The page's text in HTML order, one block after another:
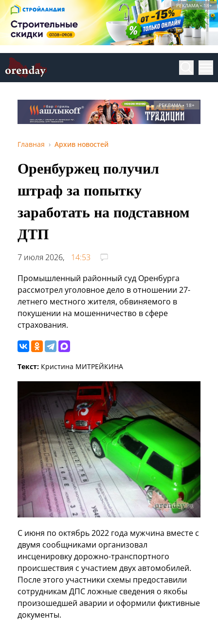
РЕКЛАМА • 18+
РЕКЛАМА • 18+
Главная Архив новостей
Оренбуржец получил
штраф за попытку
заработать на подставном
ДТП
7 июля 2026,
14:53
Промышленный районный суд Оренбурга
рассмотрел уголовное дело в отношении 27-
летнего местного жителя, обвиняемого в
покушении на мошенничество в сфере
страхования.
Текст: Кристина МИТРЕЙКИНА
С июня по октябрь 2022 года мужчина вместе с
двумя сообщниками организовал
инсценировку дорожно-транспортного
происшествия с участием двух автомобилей.
После этого участники схемы предоставили
сотрудникам ДПС ложные сведения о якобы
произошедшей аварии и оформили фиктивные
документы.